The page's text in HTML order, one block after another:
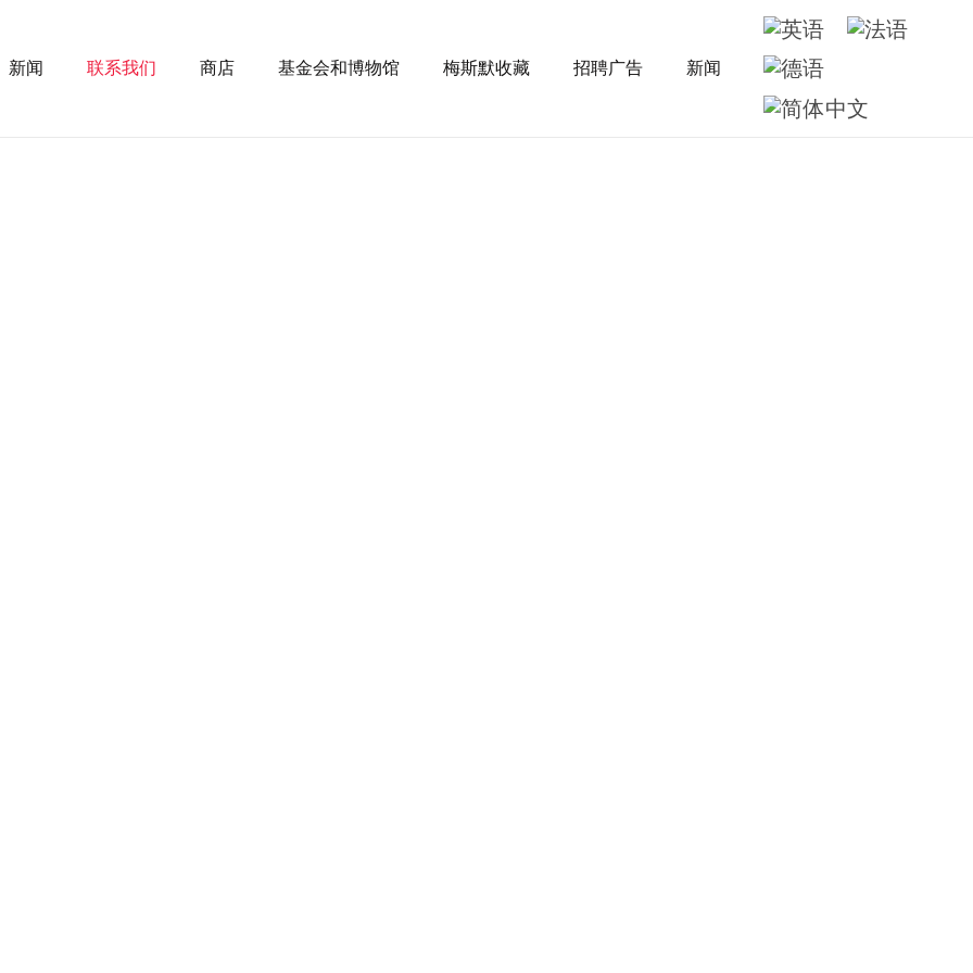
新闻 联系我们 商店 基金会和博物馆 梅斯默收藏 招聘广告 新闻